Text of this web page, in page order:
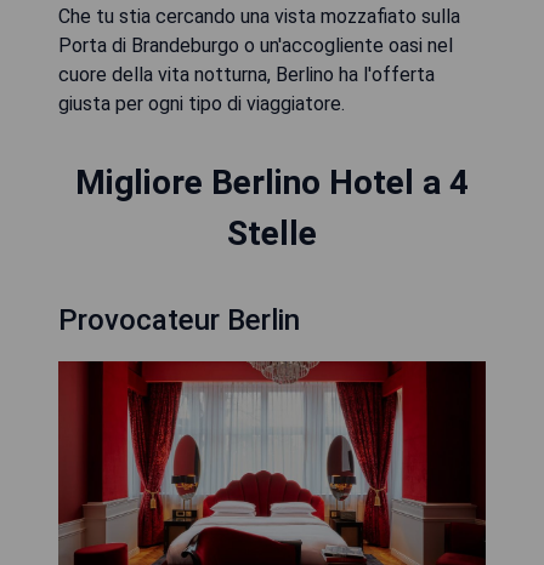
Che tu stia cercando una vista mozzafiato sulla
Porta di Brandeburgo o un'accogliente oasi nel
cuore della vita notturna, Berlino ha l'offerta
giusta per ogni tipo di viaggiatore.
Migliore Berlino Hotel a 4
Stelle
Provocateur Berlin